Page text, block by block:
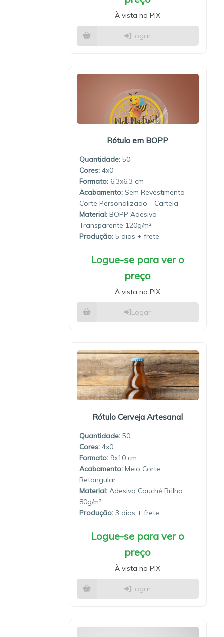
À vista no PIX
Logar
Rótulo em BOPP
Quantidade: 50
4x0
6.3x6.3
Sem Revestimento -
Corte Personalizado - Cartela
Material: BOPP Adesivo
Transparente 120g/m²
Produção: 5 dias
Logue-se para ver o
preço
À vista no PIX
Logar
Rótulo Cerveja Artesanal
Quantidade: 50
4x0
9x10
Meio Corte
Retangular
Material: Adesivo Couché Brilho
80g/m²
Produção: 3 dias
Logue-se para ver o
preço
À vista no PIX
Logar